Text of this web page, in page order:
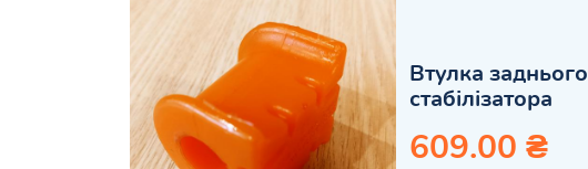
Втулка заднього
стабілізатора
609.00 ₴